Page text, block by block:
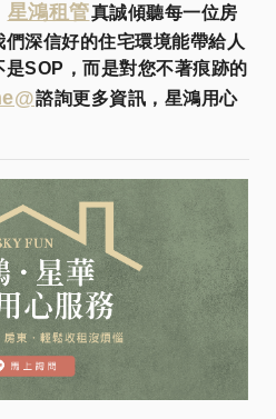
星鴻租管真誠傾聽每一位房
深信好的住宅環境能帶給人
SOP，而是對您不著痕跡的
諮詢更多資訊，星鴻用心